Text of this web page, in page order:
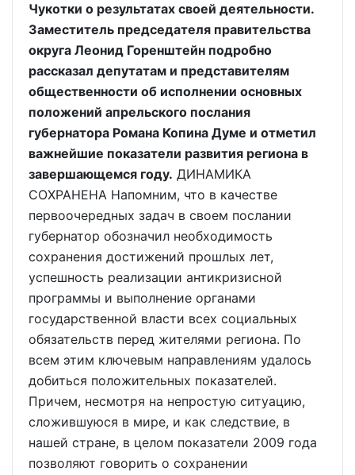
Чукотки о результатах своей деятельности.
Заместитель председателя правительства
округа Леонид Горенштейн подробно
рассказал депутатам и представителям
общественности об исполнении основных
положений апрельского послания
губернатора Романа Копина Думе и отметил
важнейшие показатели развития региона в
завершающемся году. ДИНАМИКА
СОХРАНЕНА Напомним, что в качестве
первоочередных задач в своем послании
губернатор обозначил необходимость
сохранения достижений прошлых лет,
успешность реализации антикризисной
программы и выполнение органами
государственной власти всех социальных
обязательств перед жителями региона. По
всем этим ключевым направлениям удалось
добиться положительных показателей.
Причем, несмотря на непростую ситуацию,
сложившуюся в мире, и как следствие, в
нашей стране, в целом показатели 2009 года
позволяют говорить о сохранении